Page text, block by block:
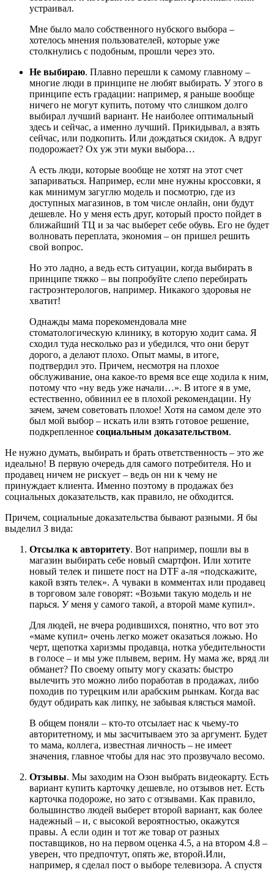
устраивал.
Мне было мало собственного нубского выбора –
хотелось мнения пользователей, которые уже
столкнулись с подобным, прошли через это.
Не выбираю. Плавно перешли к самому главному –
многие люди в принципе не любят выбирать. У этого в
принципе есть градации: например, я раньше вообще
ничего не могут купить, потому что слишком долго
выбирал лучший вариант. Не наиболее оптимальный
здесь и сейчас, а именно лучший. Прикидывал, а взять
сейчас, или подкопить. Или дождаться скидок. А вдруг
подорожает? Ох уж эти муки выбора…
А есть люди, которые вообще не хотят на этот счет
запариваться. Например, если мне нужны кроссовки, я
как минимум загуглю модель и посмотрю, где из
доступных магазинов, в том числе онлайн, они будут
дешевле. Но у меня есть друг, который просто пойдет в
ближайший ТЦ и за час выберет себе обувь. Его не будет
волновать переплата, экономия – он пришел решить
свой вопрос.
Но это ладно, а ведь есть ситуации, когда выбирать в
принципе тяжко – вы попробуйте слепо перебирать
гастроэнтерологов, например. Никакого здоровья не
хватит!
Однажды мама порекомендовала мне
стоматологическую клинику, в которую ходит сама. Я
сходил туда несколько раз и убедился, что они берут
дорого, а делают плохо. Опыт мамы, в итоге,
подтвердил это. Причем, несмотря на плохое
обслуживание, она какое-то время все еще ходила к ним,
потому что «ну ведь уже начали…». В итоге я в уме,
естественно, обвинил ее в плохой рекомендации. Ну
зачем, зачем советовать плохое! Хотя на самом деле это
был мой выбор – искать или взять готовое решение,
подкрепленное социальным доказательством.
Не нужно думать, выбирать и брать ответственность – это же
идеально! В первую очередь для самого потребителя. Но и
продавец ничем не рискует – ведь он ни к чему не
принуждает клиента. Именно поэтому в продажах без
социальных доказательств, как правило, не обходится.
Причем, социальные доказательства бывают разными. Я бы
выделил 3 вида:
Отсылка к авторитету. Вот например, пошли вы в
магазин выбирать себе новый смартфон. Или хотите
новый телек и пишете пост на DTF а-ля «подскажите,
какой взять телек». А чуваки в комментах или продавец
в торговом зале говорят: «Возьми такую модель и не
парься. У меня у самого такой, а второй маме купил».
Для людей, не вчера родившихся, понятно, что вот это
«маме купил» очень легко может оказаться ложью. Но
черт, щепотка харизмы продавца, нотка убедительности
в голосе – и мы уже плывем, верим. Ну мама же, вряд ли
обманет? По своему опыту могу сказать: быстро
вылечить это можно либо поработав в продажах, либо
походив по турецким или арабским рынкам. Когда вас
будут обдирать как липку, не забывая клясться мамой.
В общем поняли – кто-то отсылает нас к чьему-то
авторитетному, и мы засчитываем это за аргумент. Будет
то мама, коллега, известная личность – не имеет
значения, главное чтобы для нас это прозвучало весомо.
Отзывы. Мы заходим на Озон выбрать видеокарту. Есть
вариант купить карточку дешевле, но отзывов нет. Есть
карточка подороже, но зато с отзывами. Как правило,
большинство людей выберет второй вариант, как более
надежный – и, с высокой вероятностью, окажутся
правы. А если один и тот же товар от разных
поставщиков, но на первом оценка 4.5, а на втором 4.8 –
уверен, что предпочтут, опять же, второй.Или,
например, я сделал пост о выборе телевизора. А спустя